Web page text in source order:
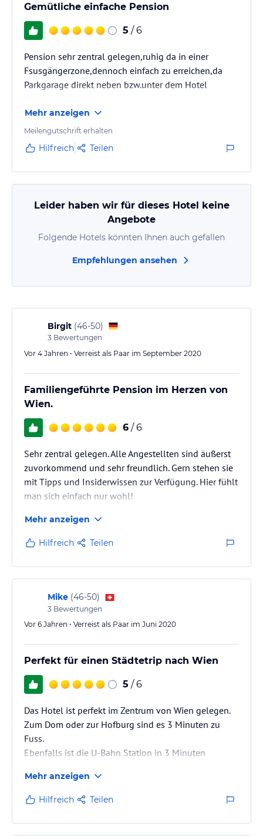
Gemütliche einfache Pension
5 / 6
Pension sehr zentral gelegen,ruhig da in einer
Fsusgängerzone,dennoch einfach zu erreichen,da
Parkgarage direkt neben bzw.unter dem Hotel
Mehr anzeigen
Meilengutschrift erhalten
Hilfreich Teilen
Leider haben wir für dieses Hotel keine
Angebote
Folgende Hotels könnten Ihnen auch gefallen
Empfehlungen ansehen
Birgit (46-50)
3 Bewertungen
Vor 4 Jahren • Verreist als Paar im September 2020
Familiengeführte Pension im Herzen von
Wien.
6 / 6
Sehr zentral gelegen. Alle Angestellten sind äußerst
zuvorkommend und sehr freundlich. Gern stehen sie
mit Tipps und Insiderwissen zur Verfügung. Hier fühlt
man sich einfach nur wohl!
Mehr anzeigen
Hilfreich Teilen
Mike (46-50)
3 Bewertungen
Vor 6 Jahren • Verreist als Paar im Juni 2020
Perfekt für einen Städtetrip nach Wien
5 / 6
Das Hotel ist perfekt im Zentrum von Wien gelegen.
Zum Dom oder zur Hofburg sind es 3 Minuten zu
Fuss.
Ebenfalls ist die U-Bahn Station in 3 Minuten
Das Hotel ist einfach, aber zweckmässig, eingerichtet.
Für einen Städtetrip nach Wien der perfekte Ort.
Unvergesslich bleibt für uns auch die vom der
Pension angebotene Prater-City-Tour mit dem Fiaker
Mehr anzeigen
Hilfreich Teilen